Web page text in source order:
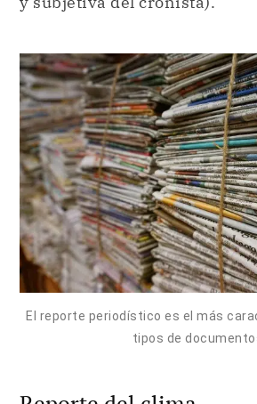
El reporte periodístico es el más
tipos de